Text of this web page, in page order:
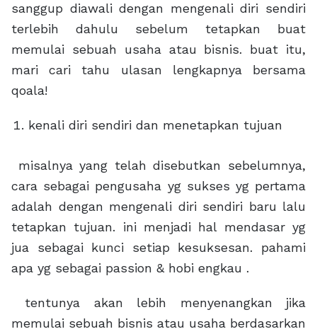
sanggup diawali dengan mengenali diri sendiri
terlebih dahulu sebelum tetapkan buat
memulai sebuah usaha atau bisnis. buat itu,
mari cari tahu ulasan lengkapnya bersama
qoala!
kenali diri sendiri dan menetapkan tujuan
misalnya yang telah disebutkan sebelumnya,
cara sebagai pengusaha yg sukses yg pertama
adalah dengan mengenali diri sendiri baru lalu
tetapkan tujuan. ini menjadi hal mendasar yg
jua sebagai kunci setiap kesuksesan. pahami
apa yg sebagai passion & hobi engkau .
tentunya akan lebih menyenangkan jika
memulai sebuah bisnis atau usaha berdasarkan